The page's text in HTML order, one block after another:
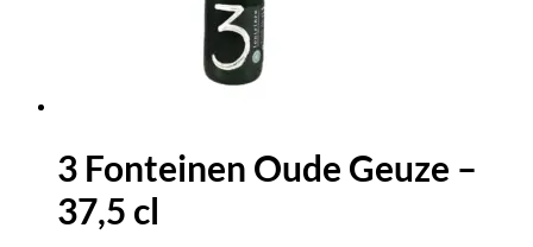
3 Fonteinen Oude Geuze –
37,5 cl